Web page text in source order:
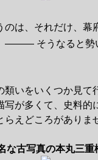
は、それだけ、幕
――― そうなると勢
いをいくつか見
が多くて、史料
えどころがありま
な古写真の本丸三重